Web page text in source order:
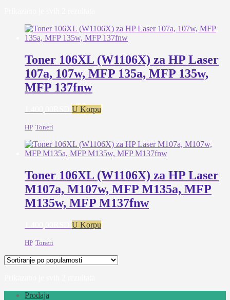
popularnosti
Toner 106XL (W1106X) za HP Laser
107a, 107w, MFP 135a, MFP 135w,
MFP 137fnw
U Korpu
HP, Toneri
Toner 106XL (W1106X) za HP Laser
M107a, M107w, MFP M135a, MFP
M135w, MFP M137fnw
U Korpu
HP, Toneri
Prodaja